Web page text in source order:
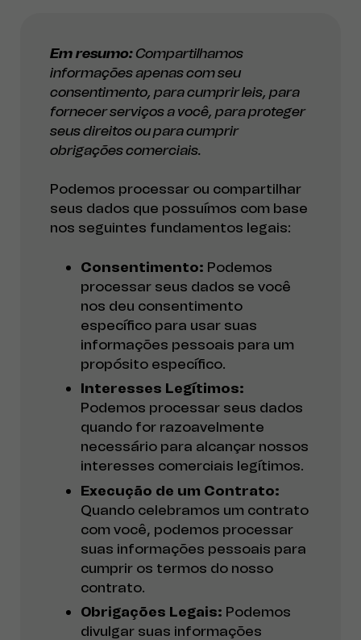
Em resumo:Compartilhamos
informações apenas com seu
consentimento, para cumprir leis, para
fornecer serviços a você, para proteger
seus direitos ou para cumprir
obrigações comerciais.
Podemos processar ou compartilhar
seus dados que possuímos com base
nos seguintes fundamentos legais:
Consentimento: Podemos
processar seus dados se você
nos deu consentimento
específico para usar suas
informações pessoais para um
propósito específico.
Interesses Legítimos:
Podemos processar seus dados
quando for razoavelmente
necessário para alcançar nossos
interesses comerciais legítimos.
Execução de um Contrato:
Quando celebramos um contrato
com você, podemos processar
suas informações pessoais para
cumprir os termos do nosso
contrato.
Obrigações Legais: Podemos
divulgar suas informações